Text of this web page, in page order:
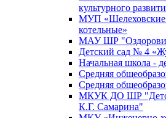
культурного
МУП «Шелеховские
котельные»
МАУ ШР
Детский сад № 4
Начальная школа -
Средняя
Средняя
МКУК ДО ШР
К.Г. Самарина"